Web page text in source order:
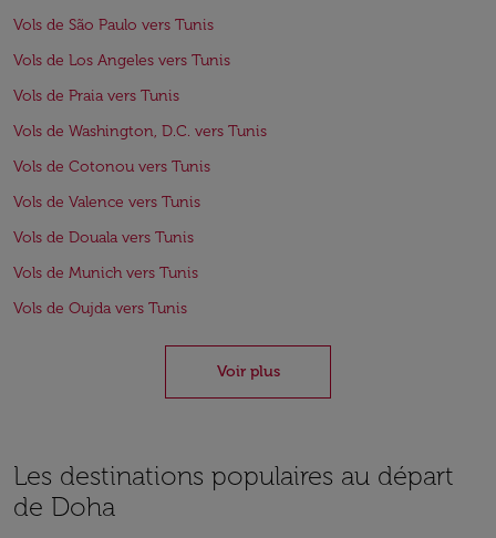
Vols de São Paulo vers Tunis
Vols de Los Angeles vers Tunis
Vols de Praia vers Tunis
Vols de Washington, D.C. vers Tunis
Vols de Cotonou vers Tunis
Vols de Valence vers Tunis
Vols de Douala vers Tunis
Vols de Munich vers Tunis
Vols de Oujda vers Tunis
Voir plus
Les destinations populaires au départ
de Doha